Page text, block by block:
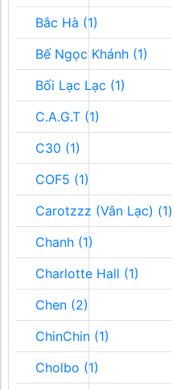
Bắc Hà (1)
Bế Ngọc Khánh (1)
Bối Lạc Lạc (1)
C.A.G.T (1)
C30 (1)
COF5 (1)
Carotzzz (Vân Lạc) (1)
Chanh (1)
Charlotte Hall (1)
Chen (2)
ChinChin (1)
Cholbo (1)